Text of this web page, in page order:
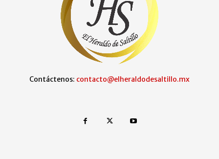
Contáctenos: contacto@elheraldodesaltillo.mx